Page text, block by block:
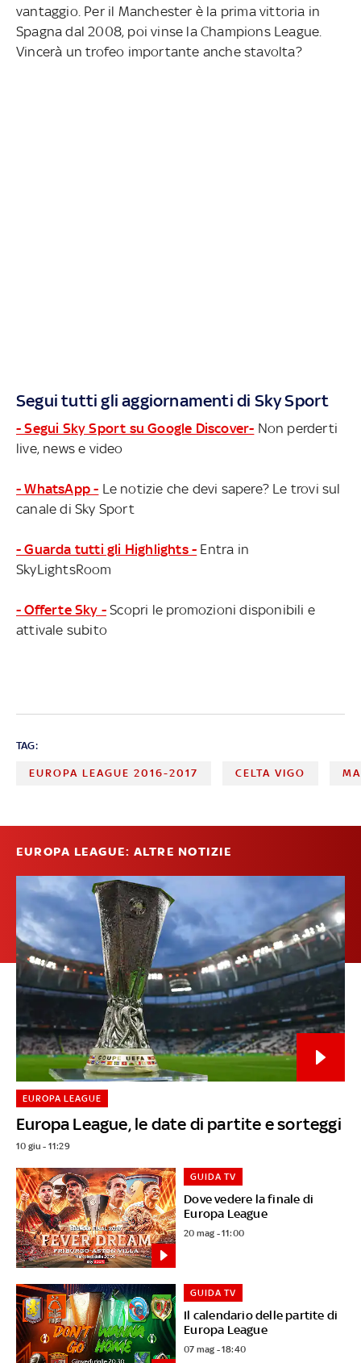
vantaggio. Per il Manchester è la prima vittoria in
Spagna dal 2008, poi vinse la Champions League.
Vincerà un trofeo importante anche stavolta?
Segui tutti gli aggiornamenti di Sky Sport
- Segui Sky Sport su Google Discover- Non perderti
live, news e video
- WhatsApp - Le notizie che devi sapere? Le trovi sul
canale di Sky Sport
- Guarda tutti gli Highlights - Entra in
SkyLightsRoom
- Offerte Sky - Scopri le promozioni disponibili e
attivale subito
TAG:
EUROPA LEAGUE 2016-2017 CELTA VIGO
EUROPA LEAGUE: ALTRE NOTIZIE
Europa League, le date di partite e sorteggi
EUROPA LEAGUE
10 giu - 11:29
Dove vedere la finale di
Europa League
GUIDA TV
20 mag - 11:00
Il calendario delle partite di
Europa League
GUIDA TV
07 mag - 18:40